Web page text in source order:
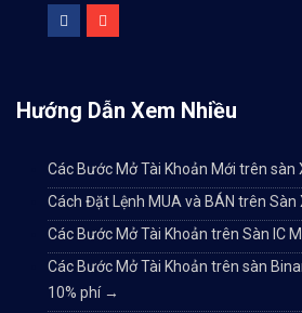
Hướng Dẫn Xem Nhiều
Các Bước Mở Tài Khoản Mới trên sàn
Cách Đặt Lệnh MUA và BÁN trên
Các Bước Mở Tài Khoản trên Sàn IC
Các Bước Mở Tài Khoản trên sàn
10% phí →